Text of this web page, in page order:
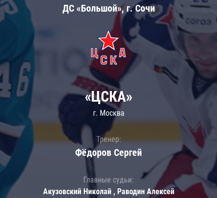
ДС «Большой», г. Сочи
«ЦСКА»
г. Москва
Тренер:
Фёдоров Сергей
Главные судьи:
Акузовский Николай , Раводин Алексей